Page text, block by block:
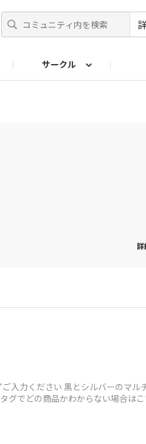
サークル
詳
入力ください 黒とシルバーのマル
グでどの商品かわからない場合は